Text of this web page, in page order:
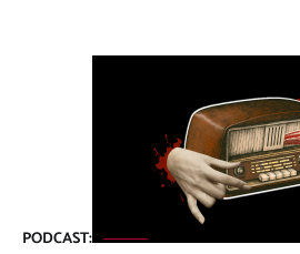
PODCAST: